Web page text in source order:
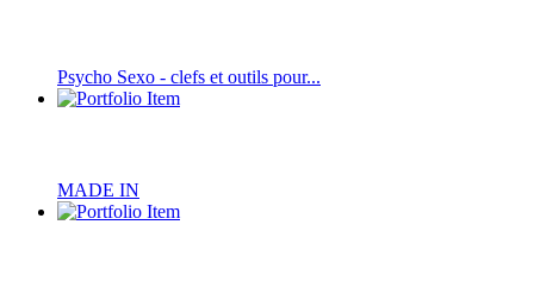
Psycho Sexo - clefs et outils pour...
MADE IN